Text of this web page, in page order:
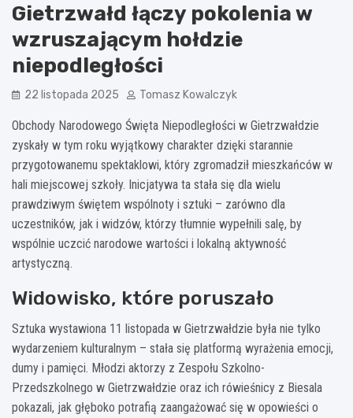
Gietrzwałd łączy pokolenia w
wzruszającym hołdzie
niepodległości
22 listopada 2025 Tomasz Kowalczyk
Obchody Narodowego Święta Niepodległości w Gietrzwałdzie
zyskały w tym roku wyjątkowy charakter dzięki starannie
przygotowanemu spektaklowi, który zgromadził mieszkańców w
hali miejscowej szkoły. Inicjatywa ta stała się dla wielu
prawdziwym świętem wspólnoty i sztuki – zarówno dla
uczestników, jak i widzów, którzy tłumnie wypełnili salę, by
wspólnie uczcić narodowe wartości i lokalną aktywność
artystyczną.
Widowisko, które poruszało
Sztuka wystawiona 11 listopada w Gietrzwałdzie była nie tylko
wydarzeniem kulturalnym – stała się platformą wyrażenia emocji,
dumy i pamięci. Młodzi aktorzy z Zespołu Szkolno-
Przedszkolnego w Gietrzwałdzie oraz ich rówieśnicy z Biesala
pokazali, jak głęboko potrafią zaangażować się w opowieści o